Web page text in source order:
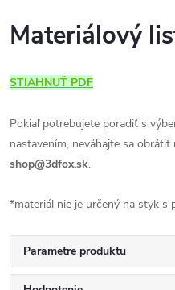
Materiálový
STIAHNUŤ PDF
Pokiaľ potrebujete poradiť s
nastavením, neváhajte sa
shop@3dfox.sk.
*materiál nie je určený na styk s
Parametre produktu